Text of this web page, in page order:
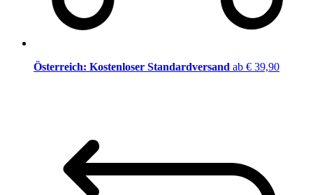
Österreich: Kostenloser Standardversand ab € 39,90